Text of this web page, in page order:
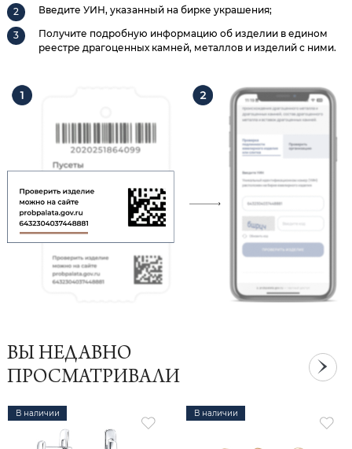
Введите УИН, указанный на бирке украшения;
Получите подробную информацию об изделии в едином
реестре драгоценных камней, металлов и изделий с ними.
ВЫ НЕДАВНО
ПРОСМАТРИВАЛИ
В наличии В наличии